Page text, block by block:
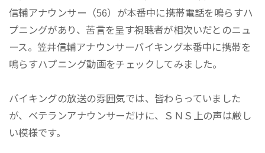
信輔アナウンサー（56）が本番中に携帯電話を鳴らすハ
プニングがあり、苦言を呈す視聴者が相次いだとのニュ
ース。笠井信輔アナウンサーバイキング本番中に携帯を
鳴らすハプニング動画をチェックしてみました。
バイキングの放送の雰囲気では、皆わらっていました
が、ベテランアナウンサーだけに、ＳＮＳ上の声は厳し
い模様です。